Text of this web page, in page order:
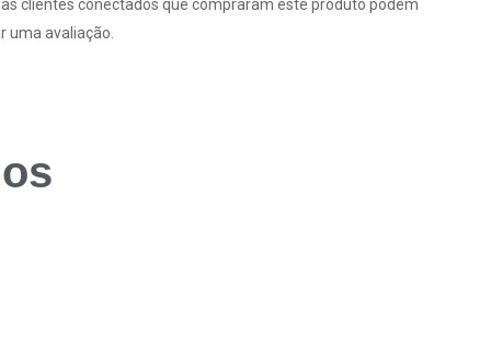
clientes conectados que compraram este produto podem
uma avaliação.